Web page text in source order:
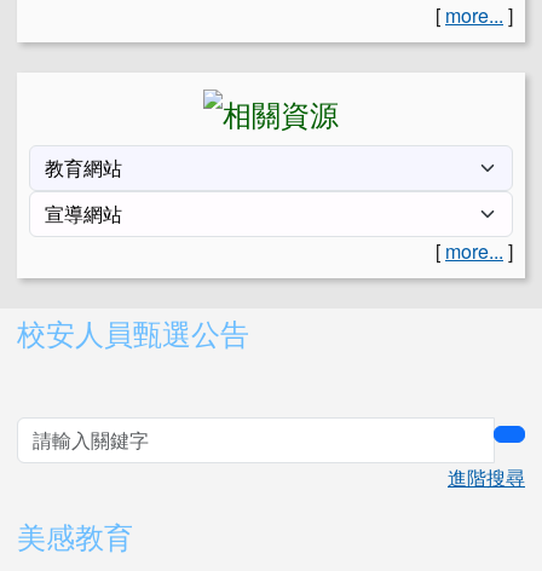
[ more... ]
[ more... ]
右邊區域內容
校安人員甄選公告
進階搜尋
美感教育